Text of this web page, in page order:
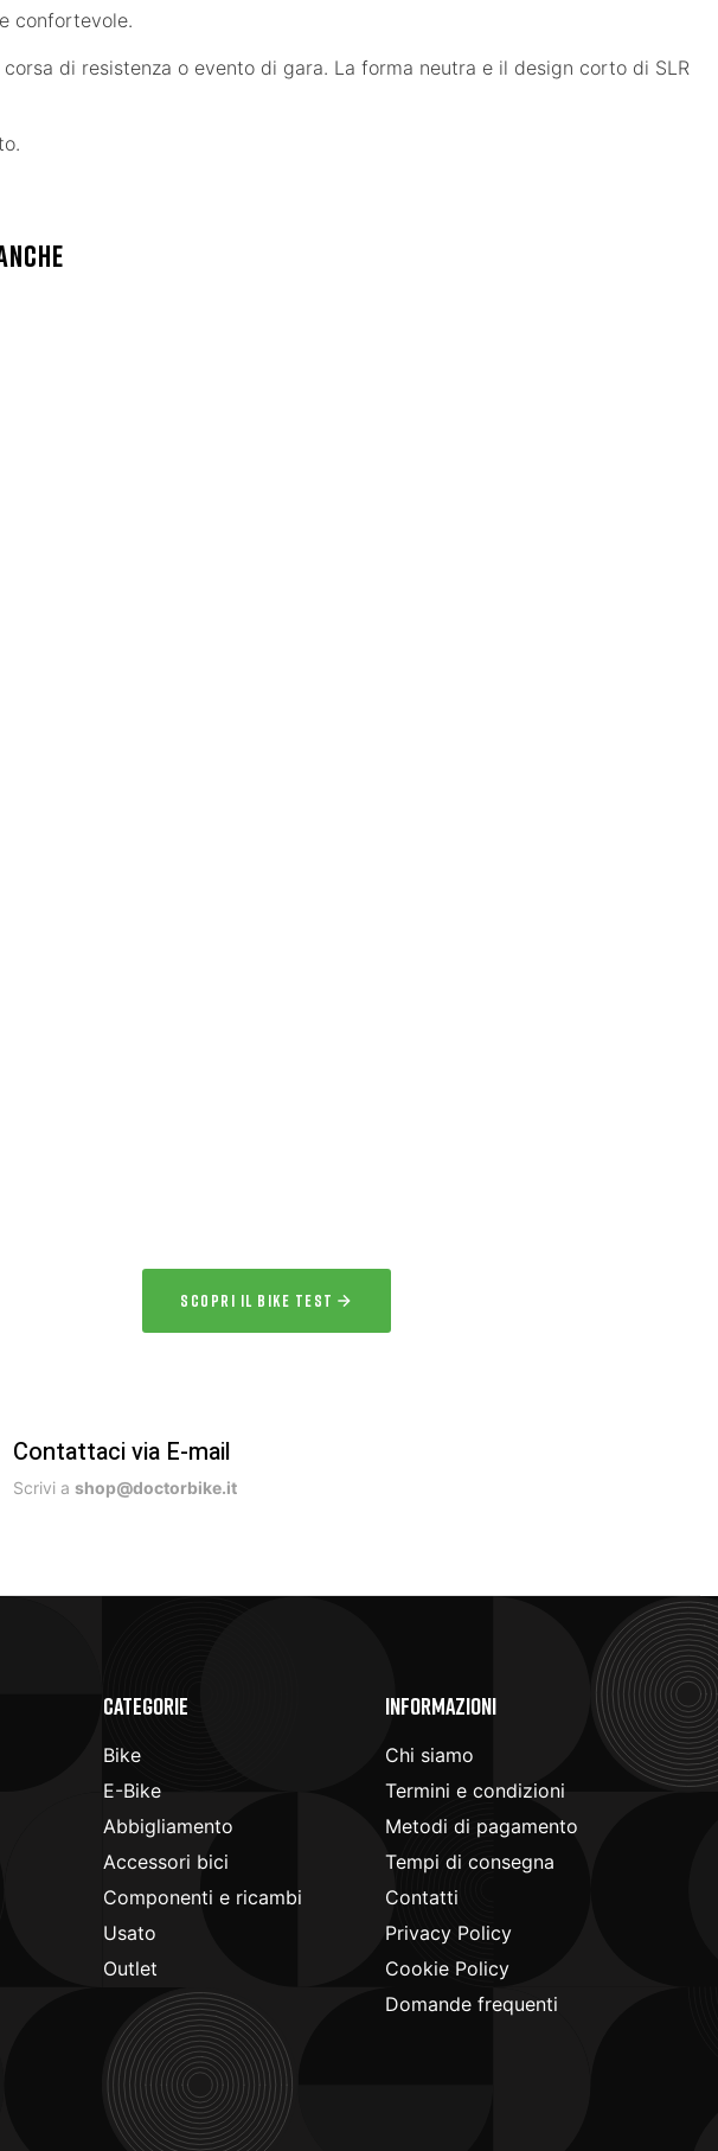
confortevole.
di resistenza o evento di gara. La forma neutra e il design corto di SLR
SCOPRI IL BIKE TEST
Contattaci via E-mail
Scrivi ashop@doctorbike.it
Categorie
Bike
E-Bike
Abbigliamento
Accessori bici
Componenti e ricambi
Usato
Outlet
Informazioni
Chi siamo
Termini e condizioni
Metodi di pagamento
Tempi di consegna
Contatti
Privacy Policy
Cookie Policy
Domande frequenti